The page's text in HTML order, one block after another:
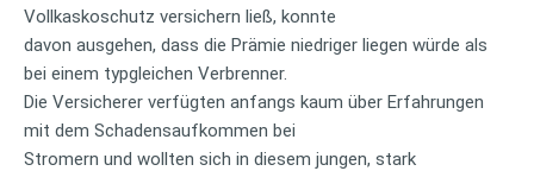
Vollkaskoschutz versichern ließ, konnte
davon ausgehen, dass die Prämie niedriger liegen würde als
bei einem typgleichen Verbrenner.
Die Versicherer verfügten anfangs kaum über Erfahrungen
mit dem Schadensaufkommen bei
Stromern und wollten sich in diesem jungen, stark